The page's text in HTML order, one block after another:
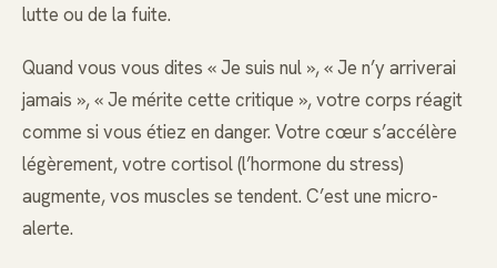
lutte ou de la fuite.
Quand vous vous dites « Je suis nul », « Je n’y arriverai
jamais », « Je mérite cette critique », votre corps réagit
comme si vous étiez en danger. Votre cœur s’accélère
légèrement, votre cortisol (l’hormone du stress)
augmente, vos muscles se tendent. C’est une micro-
alerte.